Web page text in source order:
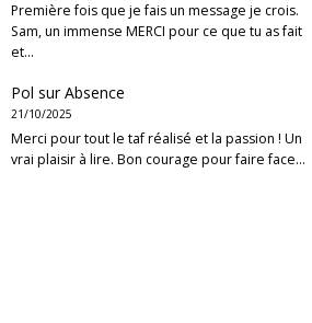
Première fois que je fais un message je crois.
Sam, un immense MERCI pour ce que tu as fait
et…
Pol surAbsence
21/10/2025
Merci pour tout le taf réalisé et la passion ! Un
vrai plaisir à lire. Bon courage pour faire face…